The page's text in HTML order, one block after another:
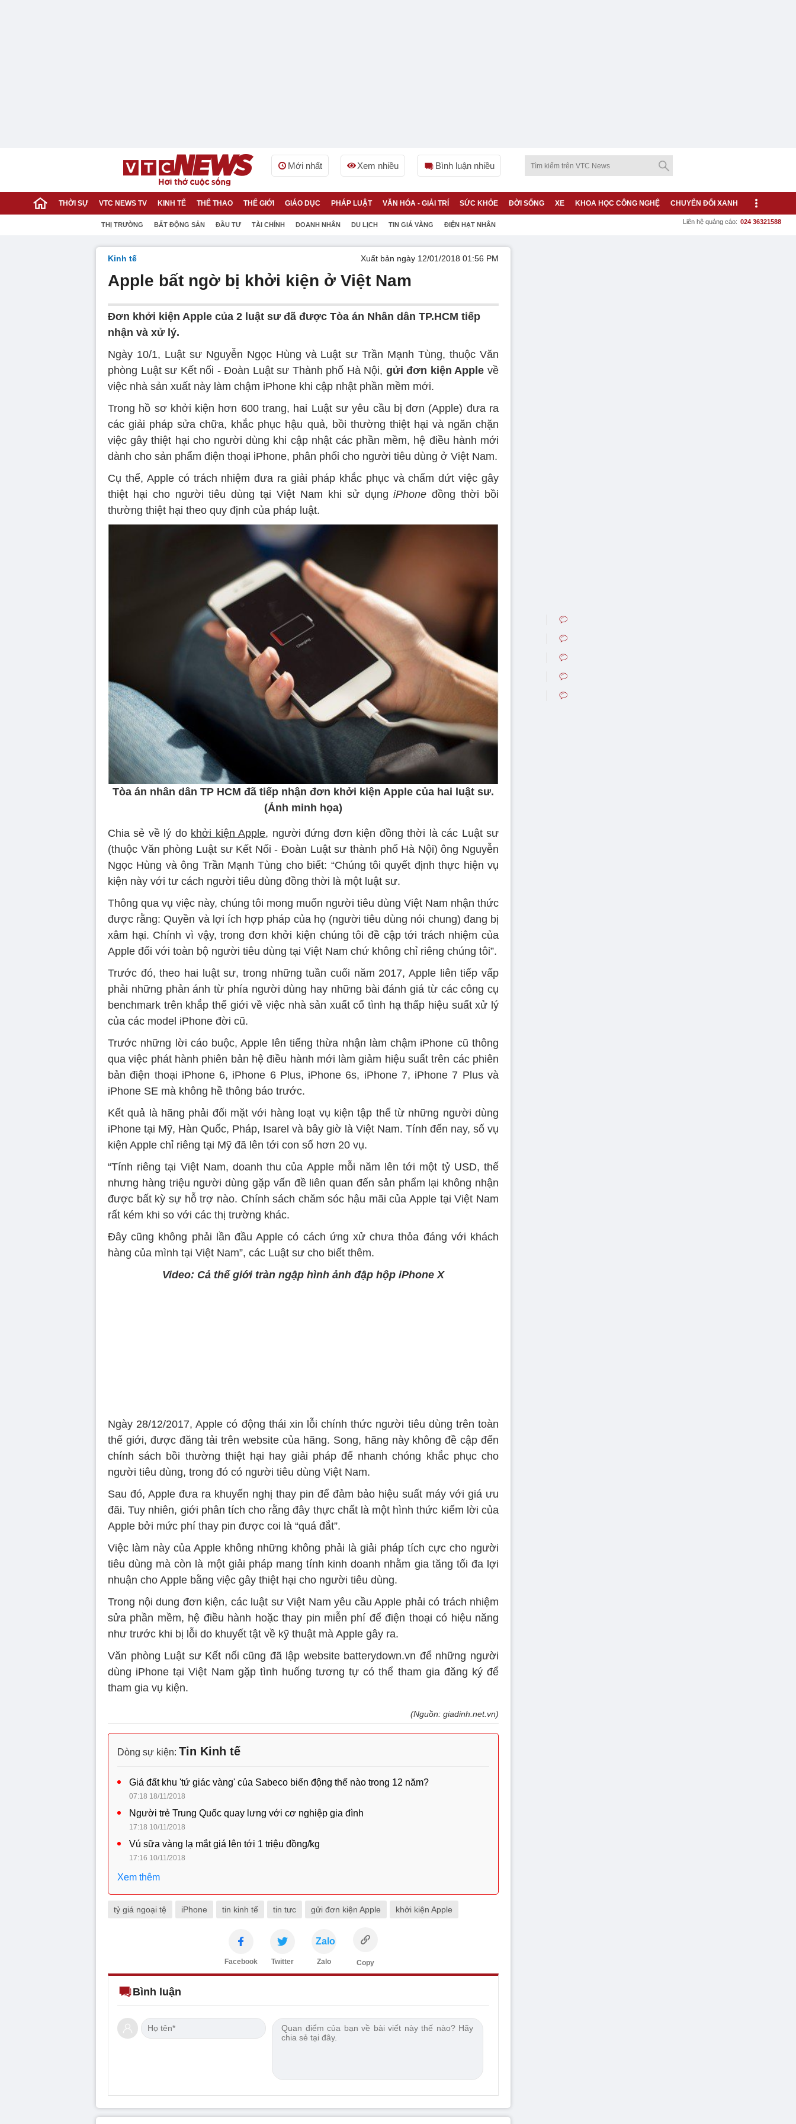
Mới nhất Xem nhiều Bình luận nhiều
THỜI SỰ VTC NEWS TV KINH TẾ THỂ THAO THẾ GIỚI GIÁO DỤC PHÁP LUẬT VĂN HÓA - GIẢI TRÍ SỨC KHỎE ĐỜI SỐNG XE KHOA HỌC CÔNG NGHỆ CHUYỂN ĐỔI XANH
THỊ TRƯỜNG BẤT ĐỘNG SẢN ĐẦU TƯ TÀI CHÍNH DOANH NHÂN DU LỊCH TIN GIÁ VÀNG ĐIỆN HẠT NHÂN Liên hệ quảng cáo: 024 36321588
Kinh tế Xuất bản ngày 12/01/2018 01:56 PM
Apple bất ngờ bị khởi kiện ở Việt Nam
Đơn khởi kiện Apple của 2 luật sư đã được Tòa án Nhân dân TP.HCM tiếp
nhận và xử lý.
Ngày 10/1, Luật sư Nguyễn Ngọc Hùng và Luật sư Trần Mạnh Tùng, thuộc Văn
phòng Luật sư Kết nối - Đoàn Luật sư Thành phố Hà Nội, gửi đơn kiện Apple về
việc nhà sản xuất này làm chậm iPhone khi cập nhật phần mềm mới.
Trong hồ sơ khởi kiện hơn 600 trang, hai Luật sư yêu cầu bị đơn (Apple) đưa ra
các giải pháp sửa chữa, khắc phục hậu quả, bồi thường thiệt hại và ngăn chặn
việc gây thiệt hại cho người dùng khi cập nhật các phần mềm, hệ điều hành mới
dành cho sản phẩm điện thoại iPhone, phân phối cho người tiêu dùng ở Việt Nam.
Cụ thể, Apple có trách nhiệm đưa ra giải pháp khắc phục và chấm dứt việc gây
thiệt hại cho người tiêu dùng tại Việt Nam khi sử dụngiPhone đồng thời bồi
thường thiệt hại theo quy định của pháp luật.
Tòa án nhân dân TP HCM đã tiếp nhận đơn khởi kiện Apple của hai luật sư.
(Ảnh minh họa)
Chia sẻ về lý do khởi kiện Apple, người đứng đơn kiện đồng thời là các Luật sư
(thuộc Văn phòng Luật sư Kết Nối - Đoàn Luật sư thành phố Hà Nội) ông Nguyễn
Ngọc Hùng và ông Trần Mạnh Tùng cho biết: “Chúng tôi quyết định thực hiện vụ
kiện này với tư cách người tiêu dùng đồng thời là một luật sư.
Thông qua vụ việc này, chúng tôi mong muốn người tiêu dùng Việt Nam nhận thức
được rằng: Quyền và lợi ích hợp pháp của họ (người tiêu dùng nói chung) đang bị
xâm hại. Chính vì vậy, trong đơn khởi kiện chúng tôi đề cập tới trách nhiệm của
Apple đối với toàn bộ người tiêu dùng tại Việt Nam chứ không chỉ riêng chúng tôi”.
Trước đó, theo hai luật sư, trong những tuần cuối năm 2017, Apple liên tiếp vấp
phải những phản ánh từ phía người dùng hay những bài đánh giá từ các công cụ
benchmark trên khắp thế giới về việc nhà sản xuất cố tình hạ thấp hiệu suất xử lý
của các model iPhone đời cũ.
Trước những lời cáo buộc, Apple lên tiếng thừa nhận làm chậm iPhone cũ thông
qua việc phát hành phiên bản hệ điều hành mới làm giảm hiệu suất trên các phiên
bản điện thoại iPhone 6, iPhone 6 Plus, iPhone 6s, iPhone 7, iPhone 7 Plus và
iPhone SE mà không hề thông báo trước.
Kết quả là hãng phải đối mặt với hàng loạt vụ kiện tập thể từ những người dùng
iPhone tại Mỹ, Hàn Quốc, Pháp, Isarel và bây giờ là Việt Nam. Tính đến nay, số vụ
kiện Apple chỉ riêng tại Mỹ đã lên tới con số hơn 20 vụ.
“Tính riêng tại Việt Nam, doanh thu của Apple mỗi năm lên tới một tỷ USD, thế
nhưng hàng triệu người dùng gặp vấn đề liên quan đến sản phẩm lại không nhận
được bất kỳ sự hỗ trợ nào. Chính sách chăm sóc hậu mãi của Apple tại Việt Nam
rất kém khi so với các thị trường khác.
Đây cũng không phải lần đầu Apple có cách ứng xử chưa thỏa đáng với khách
hàng của mình tại Việt Nam”, các Luật sư cho biết thêm.
Video: Cả thế giới tràn ngập hình ảnh đập hộp iPhone X
Ngày 28/12/2017, Apple có động thái xin lỗi chính thức người tiêu dùng trên toàn
thế giới, được đăng tải trên website của hãng. Song, hãng này không đề cập đến
chính sách bồi thường thiệt hại hay giải pháp để nhanh chóng khắc phục cho
người tiêu dùng, trong đó có người tiêu dùng Việt Nam.
Sau đó, Apple đưa ra khuyến nghị thay pin để đảm bảo hiệu suất máy với giá ưu
đãi. Tuy nhiên, giới phân tích cho rằng đây thực chất là một hình thức kiếm lời của
Apple bởi mức phí thay pin được coi là “quá đắt”.
Việc làm này của Apple không những không phải là giải pháp tích cực cho người
tiêu dùng mà còn là một giải pháp mang tính kinh doanh nhằm gia tăng tối đa lợi
nhuận cho Apple bằng việc gây thiệt hại cho người tiêu dùng.
Trong nội dung đơn kiện, các luật sư Việt Nam yêu cầu Apple phải có trách nhiệm
sửa phần mềm, hệ điều hành hoặc thay pin miễn phí để điện thoại có hiệu năng
như trước khi bị lỗi do khuyết tật về kỹ thuật mà Apple gây ra.
Văn phòng Luật sư Kết nối cũng đã lập website batterydown.vn để những người
dùng iPhone tại Việt Nam gặp tình huống tương tự có thể tham gia đăng ký để
tham gia vụ kiện.
(Nguồn: giadinh.net.vn)
Dòng sự kiện: Tin Kinh tế
Giá đất khu 'tứ giác vàng' của Sabeco biến động thế nào trong 12 năm?
07:18 18/11/2018
Người trẻ Trung Quốc quay lưng với cơ nghiệp gia đình
17:18 10/11/2018
Vú sữa vàng lạ mắt giá lên tới 1 triệu đồng/kg
17:16 10/11/2018
Xem thêm
tỷ giá ngoại tệ iPhone tin kinh tế tin tưc gửi đơn kiện Apple khởi kiện Apple
Facebook Twitter
Zalo
Zalo Copy
Bình luận